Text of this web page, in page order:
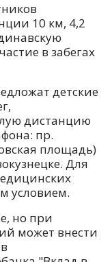
10 км, 4,2
в забегах
детские
дистанцию
пр.
площадь)
Для
условием.
но при
может внести